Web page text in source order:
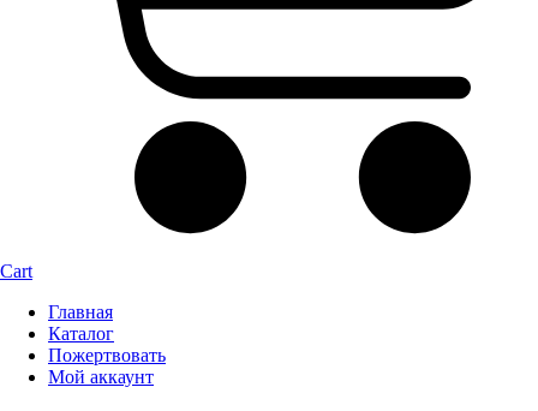
Cart
Главная
Каталог
Пожертвовать
Мой аккаунт